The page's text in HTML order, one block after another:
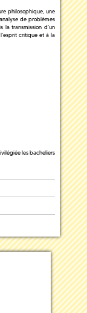
philosophique, une
de problèmes
transmission d’un
critique et à la
les bacheliers